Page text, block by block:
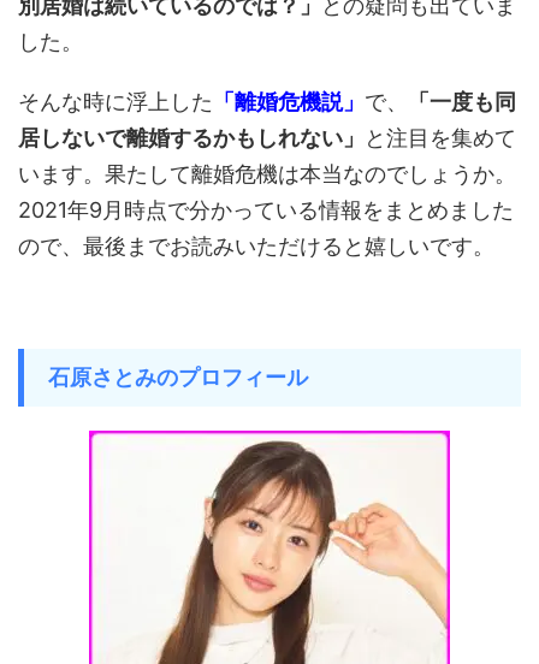
別居婚は続いているのでは？」
との疑問も出ていま
した。
そんな時に浮上した 「離婚危機説」 で、
「一度も同
居しないで離婚するかもしれない」
と注目を集めて
います。果たして離婚危機は本当なのでしょうか。
2021年9月時点で分かっている情報をまとめました
ので、最後までお読みいただけると嬉しいです。
石原さとみのプロフィール